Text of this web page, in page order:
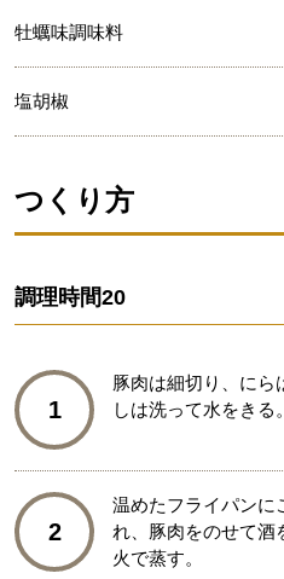
牡蠣味調味料
塩胡椒
つくり方
調理時間20
1
豚肉は細切り、にら
しは洗って水をきる。
2
温めたフライパンに
れ、豚肉をのせて酒
火で蒸す。